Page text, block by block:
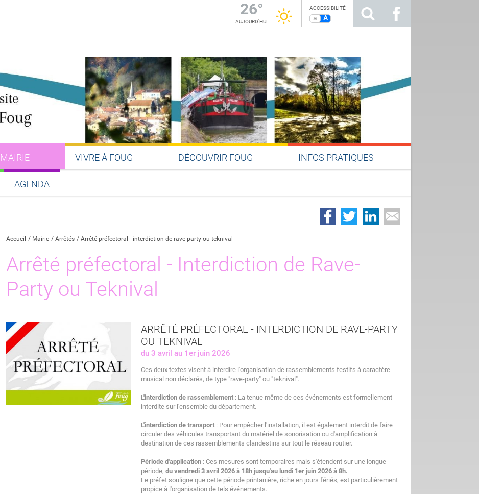
26°
AUJOURD'HUI
ACCESSIBILITÉ
a A
MAIRIE VIVRE À FOUG DÉCOUVRIR FOUG INFOS PRATIQUES
AGENDA
Accueil Mairie Arrêtés Arrêté préfectoral - interdiction de rave-party ou teknival
Arrêté préfectoral - Interdiction de Rave-
Party ou Teknival
ARRÊTÉ PRÉFECTORAL - INTERDICTION DE RAVE-PARTY
OU TEKNIVAL
du 3 avril au 1er juin 2026
Ces deux textes visent à interdire l'organisation de rassemblements festifs à caractère
musical non déclarés, de type "rave-party" ou "teknival".
L'interdiction de rassemblement: La tenue même de ces événements est formellement
interdite sur l'ensemble du département.
L'interdiction de transport: Pour empêcher l'installation, il est également interdit de faire
circuler des véhicules transportant du matériel de sonorisation ou d'amplification à
destination de ces rassemblements clandestins sur tout le réseau routier.
Période d'application: Ces mesures sont temporaires mais s'étendent sur une longue
période, du vendredi 3 avril 2026 à 18h jusqu'au lundi 1er juin 2026 à 8h.
Le préfet souligne que cette période printanière, riche en jours fériés, est particulièrement
propice à l'organisation de tels événements.